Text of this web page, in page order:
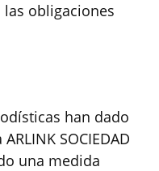
obligaciones
han dado
SOCIEDAD
una medida